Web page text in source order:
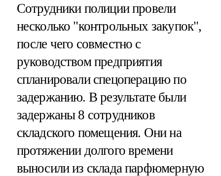
Сотрудники полиции провели
несколько "контрольных закупок",
после чего совместно с
руководством предприятия
спланировали спецоперацию по
задержанию. В результате были
задержаны 8 сотрудников
складского помещения. Они на
протяжении долгого времени
выносили из склада парфюмерную